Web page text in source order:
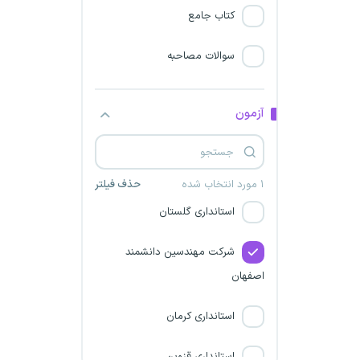
کتاب جامع
سوالات مصاحبه
آزمون
۱ مورد انتخاب شده حذف فیلتر
انستیتو پاستور ایران
استانداری تهران
استانداری مازندران
نهاد ریاست جمهوری
استانداری گلستان
شرکت مهندسین دانشمند
اصفهان
استانداری کرمان
استانداری قزوین